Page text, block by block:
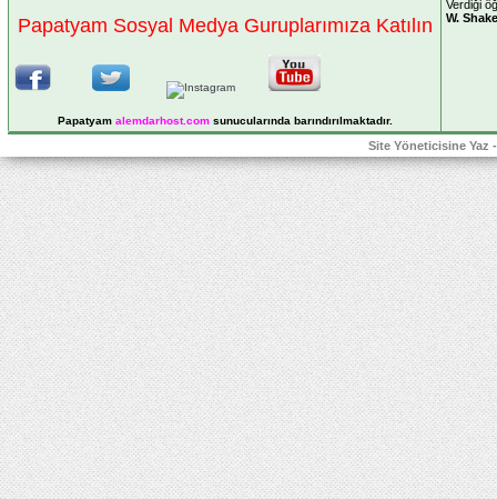
Papatyam Sosyal Medya Guruplarımıza Katılın
Papatyam alemdarhost.comsunucularında barındırılmaktadır.
Verdiği
W.
Site Yöneticisine Yaz